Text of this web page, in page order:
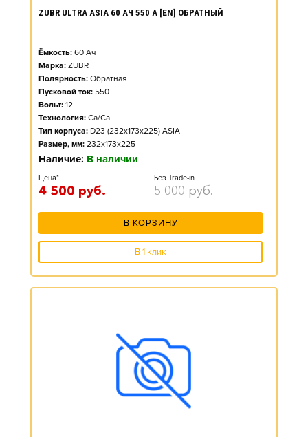
ZUBR ULTRA ASIA 60 АЧ 550 А [EN] ОБРАТНЫЙ
Ёмкость: 60 Ач
Марка: ZUBR
Полярность: Обратная
Пусковой ток: 550
Вольт: 12
Технология: Ca/Ca
Тип корпуса: D23 (232x173x225) ASIA
Размер, мм: 232x173x225
Наличие: В наличии
Цена*
4 500 руб.
Без Trade-in
5 000 руб.
В КОРЗИНУ
В 1 клик